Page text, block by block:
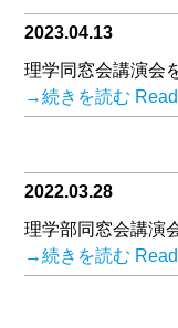
2023.04.13
理学同窓会講演会
→続きを読む
2022.03.28
理学部同窓会講演
→続きを読む